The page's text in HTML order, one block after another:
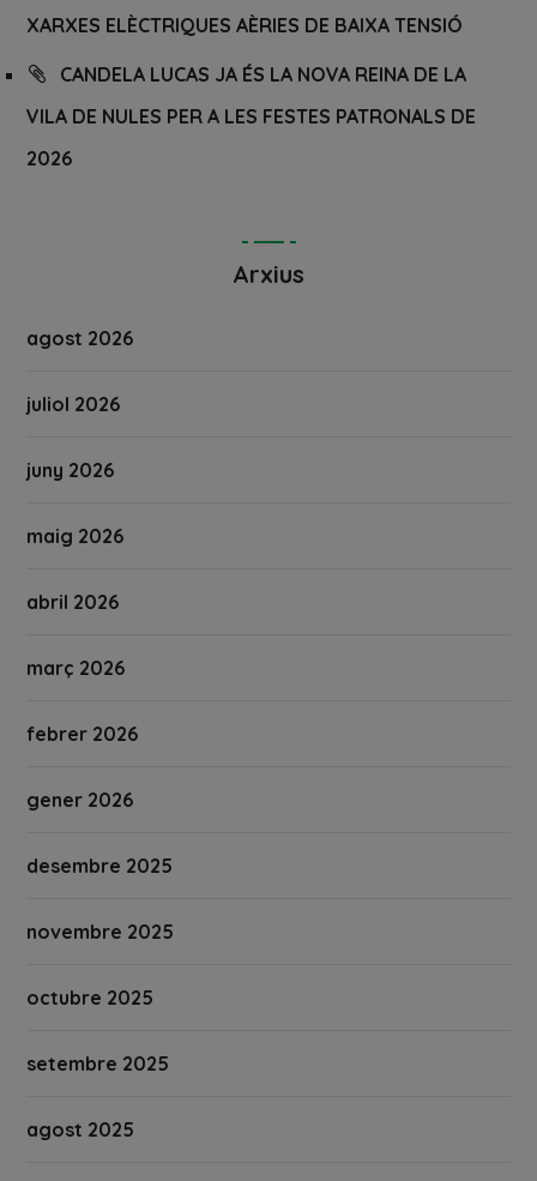
XARXES ELÈCTRIQUES AÈRIES DE BAIXA TENSIÓ
CANDELA LUCAS JA ÉS LA NOVA REINA DE LA
VILA DE NULES PER A LES FESTES PATRONALS DE
2026
Arxius
agost 2026
juliol 2026
juny 2026
maig 2026
abril 2026
març 2026
febrer 2026
gener 2026
desembre 2025
novembre 2025
octubre 2025
setembre 2025
agost 2025